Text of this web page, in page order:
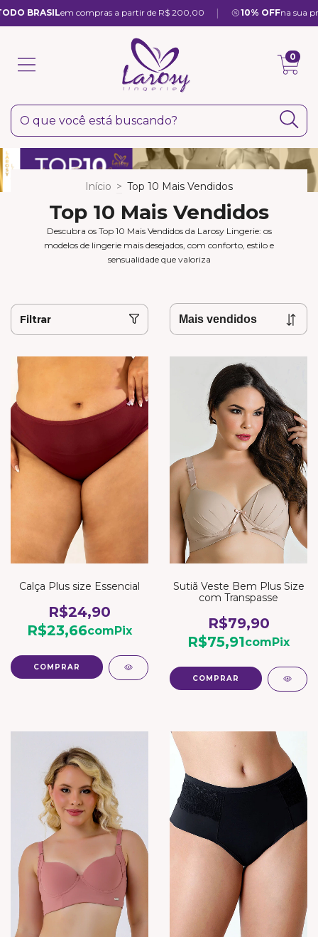
BRASILem compras a partir de R$ 200,00 | 10% OFFna sua
0
Início > Top 10 Mais Vendidos
Top 10 Mais Vendidos
Descubra os Top 10 Mais Vendidos da Larosy Lingerie: os
modelos de lingerie mais desejados, com conforto, estilo e
sensualidade que valoriza
Filtrar
Calça Plus size Essencial
R$24,90
R$23,66comPix
COMPRAR
Sutiã Veste Bem Plus Size
com Transpasse
R$79,90
R$75,91comPix
COMPRAR